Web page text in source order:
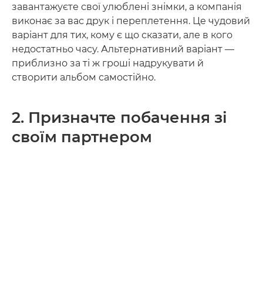
завантажуєте свої улюблені знімки, а компанія
виконає за вас друк і переплетення. Це чудовий
варіант для тих, кому є що сказати, але в кого
недостатньо часу. Альтернативний варіант —
приблизно за ті ж гроші надрукувати й
створити альбом самостійно.
2. Призначте побачення зі
своїм партнером